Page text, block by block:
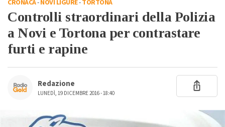
CRONACA-NOVI LIGURE-TORTONA
Controlli straordinari della Polizia
a Novi e Tortona per contrastare
furti e rapine
Redazione
LUNEDÌ, 19 DICEMBRE 2016 - 18:40